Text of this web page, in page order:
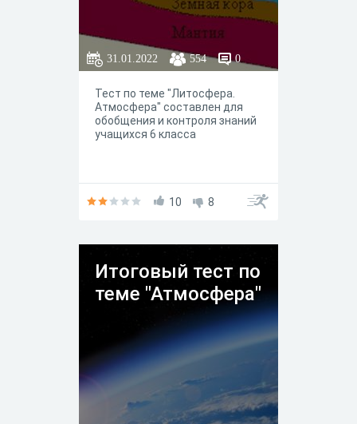
31.01.2022 554 0
Тест по теме "Литосфера.
Атмосфера" составлен для
обобщения и контроля знаний
учащихся 6 класса
10 8
Итоговый тест по
теме "Атмосфера"